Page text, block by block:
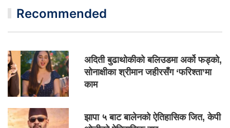
Recommended
अदिती बुढाथोकीको बलिउडमा अर्को फड्को,
सोनाक्षीका श्रीमान जहीरसँग ‘फरिश्ता’मा
काम
झापा ५ बाट बालेनको ऐतिहासिक जित, केपी